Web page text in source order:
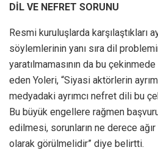
DİL VE NEFRET SORUNU
Resmi kuruluşlarda karşılaştıkları
söylemlerinin yanı sıra dil
yaratılmamasının da bu
eden Yoleri, “Siyasi aktörlerin
medyadaki ayrımcı nefret dili bu
Bu büyük engellere rağmen
edilmesi, sorunların ne derece ağır
olarak görülmelidir” diye belirtti.